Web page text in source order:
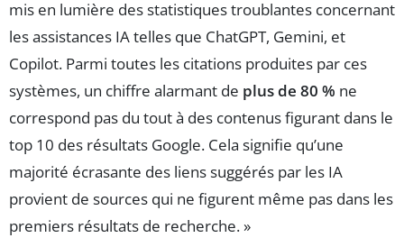
mis en lumière des statistiques troublantes concernant
les assistances IA telles que ChatGPT, Gemini, et
Copilot. Parmi toutes les citations produites par ces
systèmes, un chiffre alarmant de plus de 80 % ne
correspond pas du tout à des contenus figurant dans le
top 10 des résultats Google. Cela signifie qu’une
majorité écrasante des liens suggérés par les IA
provient de sources qui ne figurent même pas dans les
premiers résultats de recherche. »